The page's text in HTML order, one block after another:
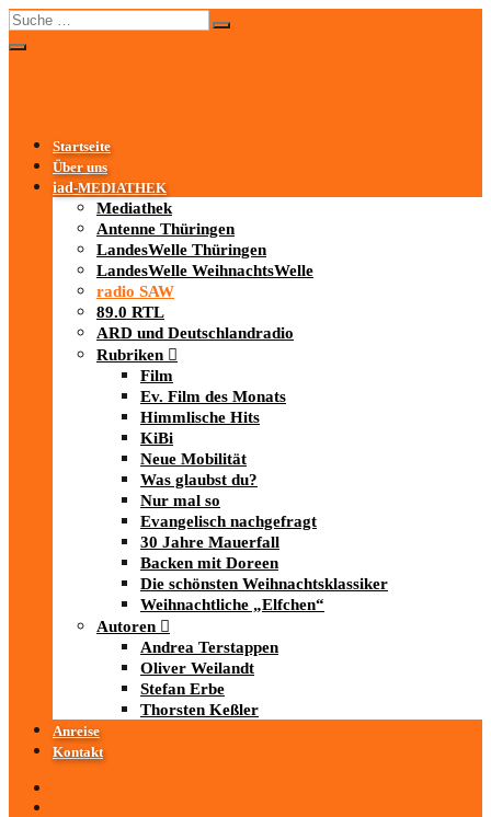
Startseite
Über uns
iad-MEDIATHEK
Mediathek
Antenne Thüringen
LandesWelle Thüringen
LandesWelle WeihnachtsWelle
radio SAW
89.0 RTL
ARD und Deutschlandradio
Rubriken
Film
Ev. Film des Monats
Himmlische Hits
KiBi
Neue Mobilität
Was glaubst du?
Nur mal so
Evangelisch nachgefragt
30 Jahre Mauerfall
Backen mit Doreen
Die schönsten Weihnachtsklassiker
Weihnachtliche „Elfchen“
Autoren
Andrea Terstappen
Oliver Weilandt
Stefan Erbe
Thorsten Keßler
Anreise
Kontakt